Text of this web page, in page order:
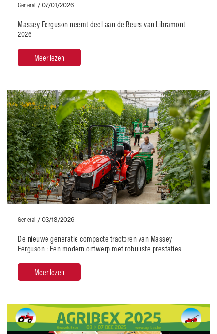
General / 07/01/2026
Massey Ferguson neemt deel aan de Beurs van Libramont
2026
Meer lezen
General / 03/18/2026
De nieuwe generatie compacte tractoren van Massey
Ferguson : Een modern ontwerp met robuuste prestaties
Meer lezen